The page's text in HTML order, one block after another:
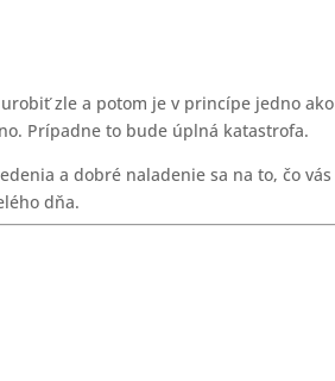
zle a potom je v princípe jedno ako
Prípadne to bude úplná katastrofa.
a dobré naladenie sa na to, čo vás
dňa.